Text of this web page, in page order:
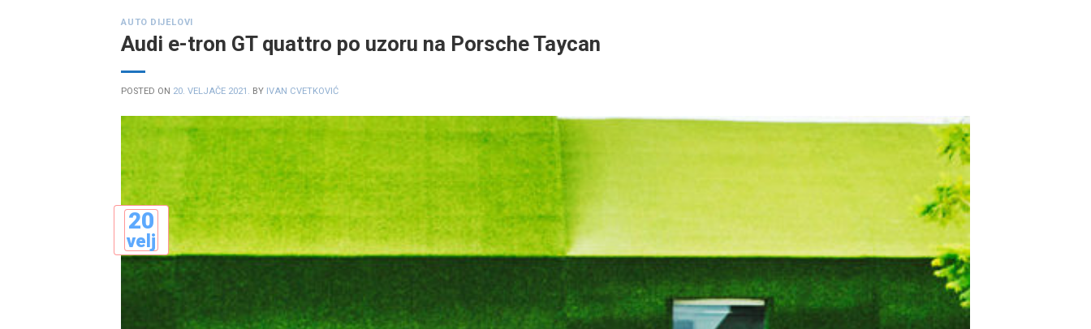
AUTO DIJELOVI
Audi e-tron GT quattro po uzoru na Porsche Taycan
POSTED ON 20. VELJAČE 2021. BY IVAN CVETKOVIĆ
20
velj